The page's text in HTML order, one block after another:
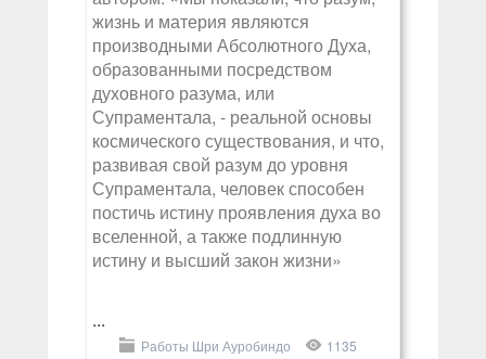
жизнь и материя являются
производными Абсолютного Духа,
образованными посредством
духовного разума, или
Супраментала, - реальной основы
космического существования, и что,
развивая свой разум до уровня
Супраментала, человек способен
постичь истину проявления духа во
вселенной, а также подлинную
истину и высший закон жизни»
...
Работы Шри Ауробиндо 1135